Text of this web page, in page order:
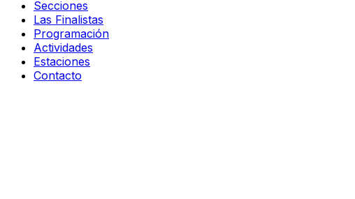
Secciones
Las Finalistas
Programación
Actividades
Estaciones
Contacto